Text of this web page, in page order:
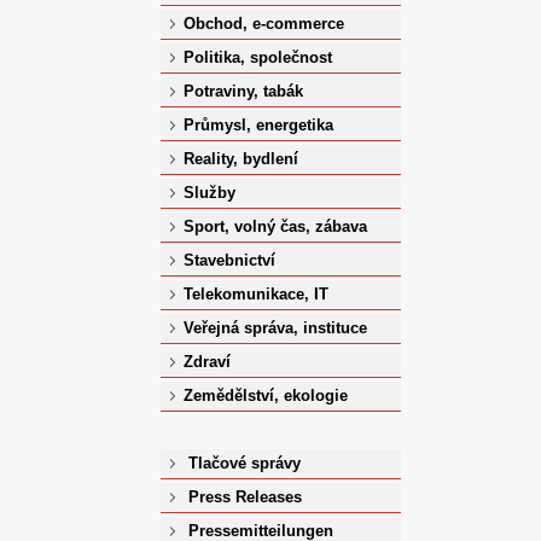
Obchod, e-commerce
Politika, společnost
Potraviny, tabák
Průmysl, energetika
Reality, bydlení
Služby
Sport, volný čas, zábava
Stavebnictví
Telekomunikace, IT
Veřejná správa, instituce
Zdraví
Zemědělství, ekologie
Tlačové správy
Press Releases
Pressemitteilungen